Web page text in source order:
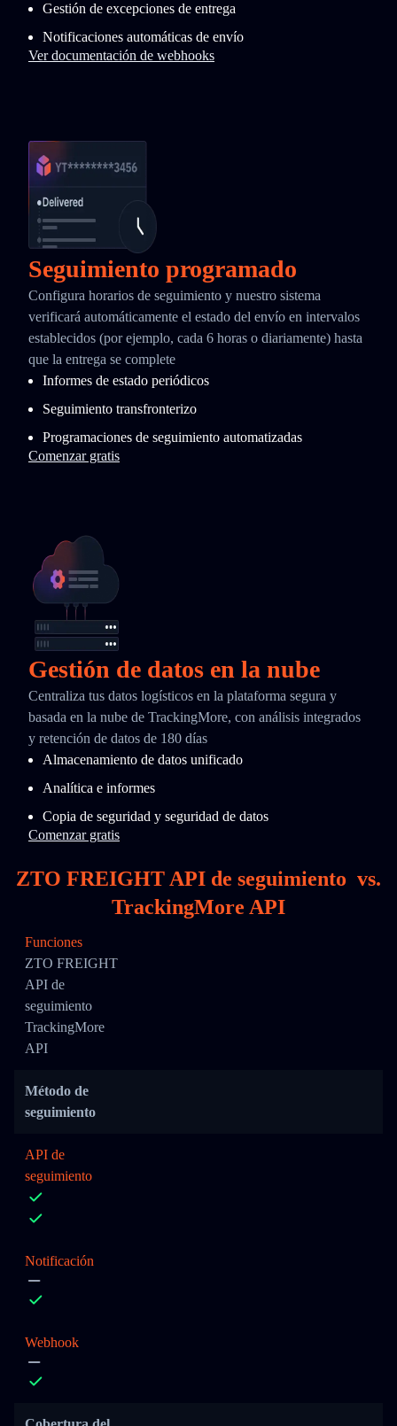
Gestión de excepciones de entrega
Notificaciones automáticas de envío
Ver documentación de webhooks
Seguimiento programado
Configura horarios de seguimiento y nuestro sistema
verificará automáticamente el estado del envío en intervalos
establecidos (por ejemplo, cada 6 horas o diariamente) hasta
que la entrega se complete
Informes de estado periódicos
Seguimiento transfronterizo
Programaciones de seguimiento automatizadas
Comenzar gratis
Gestión de datos en la nube
Centraliza tus datos logísticos en la plataforma segura y
basada en la nube de TrackingMore, con análisis integrados
y retención de datos de 180 días
Almacenamiento de datos unificado
Analítica e informes
Copia de seguridad y seguridad de datos
Comenzar gratis
ZTO FREIGHT API de seguimiento vs.
TrackingMore API
Funciones
ZTO FREIGHT
API de
seguimiento
TrackingMore
API
Método de
seguimiento
API de
seguimiento
Notificación
Webhook